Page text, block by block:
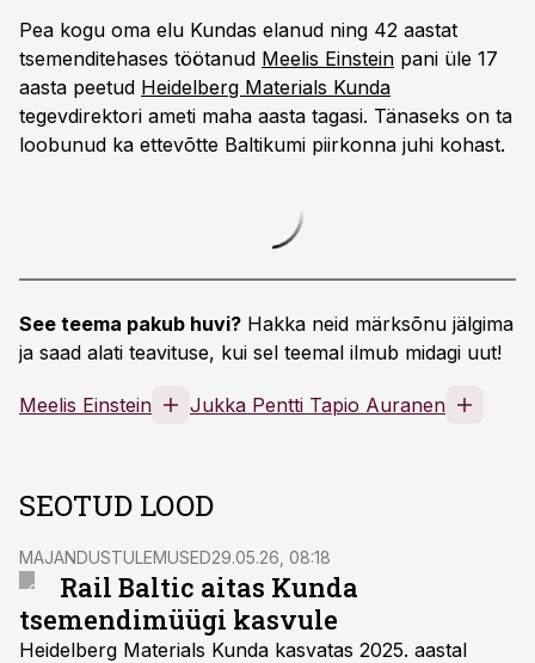
Pea kogu oma elu Kundas elanud ning 42 aastat
tsemenditehases töötanud Meelis Einstein pani üle 17
aasta peetud Heidelberg Materials Kunda
tegevdirektori ameti maha aasta tagasi. Tänaseks on ta
loobunud ka ettevõtte Baltikumi piirkonna juhi kohast.
See teema pakub huvi? Hakka neid märksõnu jälgima
ja saad alati teavituse, kui sel teemal ilmub midagi uut!
Meelis Einstein Jukka Pentti Tapio Auranen
SEOTUD LOOD
MAJANDUSTULEMUSED29.05.26, 08:18
Rail Baltic aitas Kunda
tsemendimüügi kasvule
Heidelberg Materials Kunda kasvatas 2025. aastal